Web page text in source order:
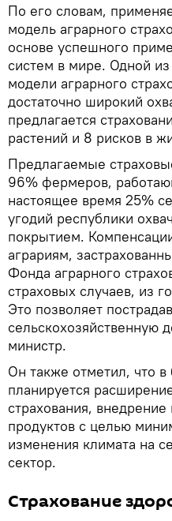
По его словам,
модель аграрного
основе успешного
систем в мире. Одной
модели аграрного
достаточно широкий
предлагается
растений и 8 рисков в
Предлагаемые
96% фермеров,
настоящее время 25%
угодий республики
покрытием.
аграриям,
Фонда аграрного
страховых случаев, из
Это позволяет
сельскохозяйственную
министр.
Он также отметил, что
планируется
страхования,
продуктов с целью
изменения климата на
сектор.
Страхование